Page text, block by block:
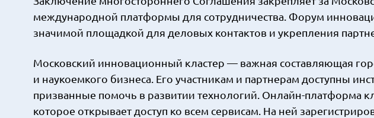
международной платформы для сотрудничества. Форум
значимой площадкой для деловых контактов и укрепления
Московский инновационный кластер — важная составляющая
и наукоемкого бизнеса. Его участникам и партнерам доступны
призванные помочь в развитии технологий. Онлайн-платформа
которое открывает доступ ко всем сервисам. На ней